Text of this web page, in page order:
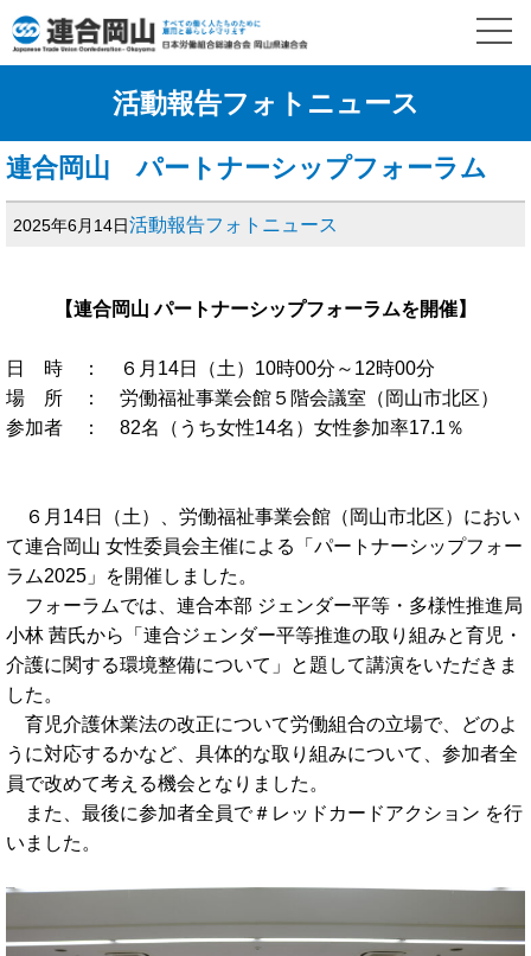
活動報告フォトニュース
連合岡山 パートナーシップフォーラム
2025年6月14日活動報告フォトニュース
【連合岡山 パートナーシップフォーラムを開催】
日 時 ： ６月14日（土）10時00分～12時00分
場 所 ： 労働福祉事業会館５階会議室（岡山市北区）
参加者 ： 82名（うち女性14名）女性参加率17.1％
６月14日（土）、労働福祉事業会館（岡山市北区）におい
て連合岡山 女性委員会主催による「パートナーシップフォー
ラム2025」を開催しました。
フォーラムでは、連合本部 ジェンダー平等・多様性推進局
小林 茜氏から「連合ジェンダー平等推進の取り組みと育児・
介護に関する環境整備について」と題して講演をいただきま
した。
育児介護休業法の改正について労働組合の立場で、どのよ
うに対応するかなど、具体的な取り組みについて、参加者全
員で改めて考える機会となりました。
また、最後に参加者全員で＃レッドカードアクション を行
いました。